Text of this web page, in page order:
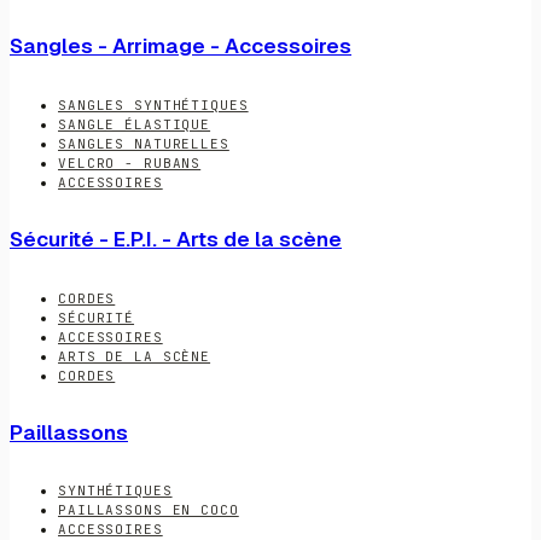
Sangles - Arrimage - Accessoires
SANGLES SYNTHÉTIQUES
SANGLE ÉLASTIQUE
SANGLES NATURELLES
VELCRO - RUBANS
ACCESSOIRES
Sécurité - E.P.I. - Arts de la scène
CORDES
SÉCURITÉ
ACCESSOIRES
ARTS DE LA SCÈNE
CORDES
Paillassons
SYNTHÉTIQUES
PAILLASSONS EN COCO
ACCESSOIRES